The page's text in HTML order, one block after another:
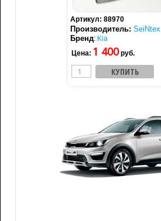
Артикул: 88970
Производитель: SeiNtex
Бренд: Kia
Цена: 1 400руб.